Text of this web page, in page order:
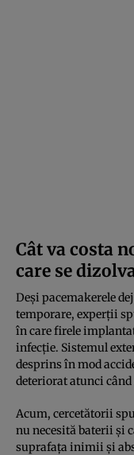
Cât va costa
care se
Deși pacemakerele
temporare, experții
în care firele
infecție. Sistemul
desprins în mod
deteriorat atunci
Acum, cercetătorii
nu necesită baterii și
suprafața inimii și